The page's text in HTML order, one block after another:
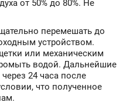
от 50% до 80%. Не
перемешать до
устройством.
или механическим
водой. Дальнейшие
24 часа после
что полученное